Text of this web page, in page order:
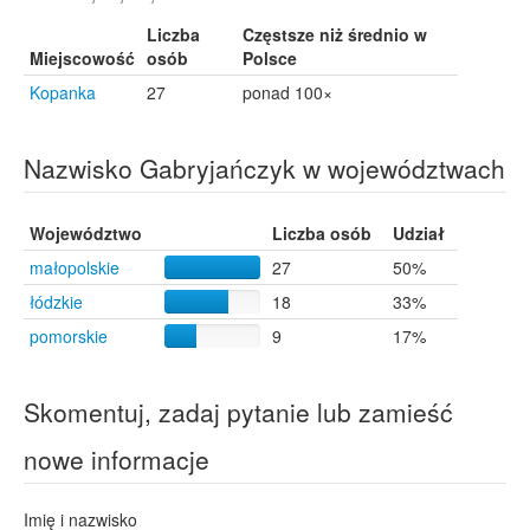
Miejscowość
Liczba
osób
Częstsze niż średnio w
Polsce
Kopanka
27 ponad 100×
Nazwisko Gabryjańczyk w województwach
Województwo Liczba osób
Udział
małopolskie
27
50%
łódzkie
18
33%
pomorskie
9 17%
Skomentuj, zadaj pytanie lub zamieść
nowe informacje
Imię i nazwisko